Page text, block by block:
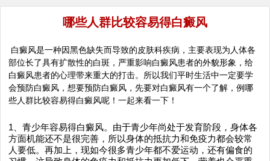
哪些人群比较容易得白癜风
白癜风是一种因黑色缺失而导致的皮肤科疾病，主要表现为人体各
部位长了具有扩散性的白斑，严重影响白癜风患者的外貌形象，给
白癜风患者的心理带来重大的打击。所以我们平时生活中一定要学
会预防白癜风，想要预防白癜风，先要对白癜风有一个了解，例哪
些人群比较容易得白癜风呢！一起来看一下！
1、青少年容易得白癜风。由于青少年尚处于发育阶段，身体各
方面机能还不是很完善，所以身体的抵抗力和免疫力都会较常
人要低。再加上，现如今很多青少年都不爱运动，还有偏食的